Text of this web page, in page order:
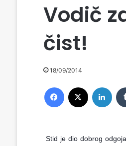
Vodič
čist!
18/09/2014
Stid je dio dobrog